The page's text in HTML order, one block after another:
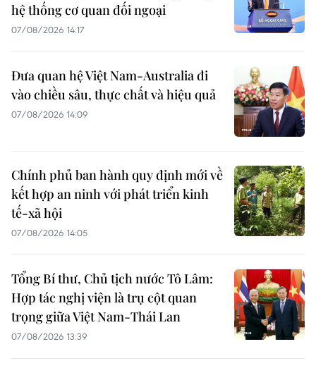
hệ thống cơ quan đối ngoại
07/08/2026 14:17
Đưa quan hệ Việt Nam-Australia đi
vào chiều sâu, thực chất và hiệu quả
07/08/2026 14:09
Chính phủ ban hành quy định mới về
kết hợp an ninh với phát triển kinh
tế-xã hội
07/08/2026 14:05
Tổng Bí thư, Chủ tịch nước Tô Lâm:
Hợp tác nghị viện là trụ cột quan
trọng giữa Việt Nam-Thái Lan
07/08/2026 13:39